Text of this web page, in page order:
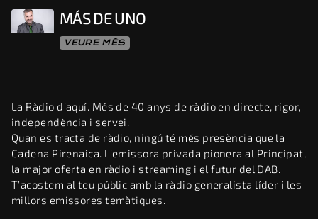
MÁS DE UNO
VEURE MÉS
La Ràdio d’aquí. Més de 40 anys de ràdio en directe, rigor,
independència i servei.
Quan es tracta de ràdio, ningú té més presència que la
Cadena Pirenaica. L’emissora privada pionera al Principat,
la major oferta en ràdio i streaming i el futur del DAB.
T’acostem al teu públic amb la ràdio generalista líder i les
millors emissores temàtiques.